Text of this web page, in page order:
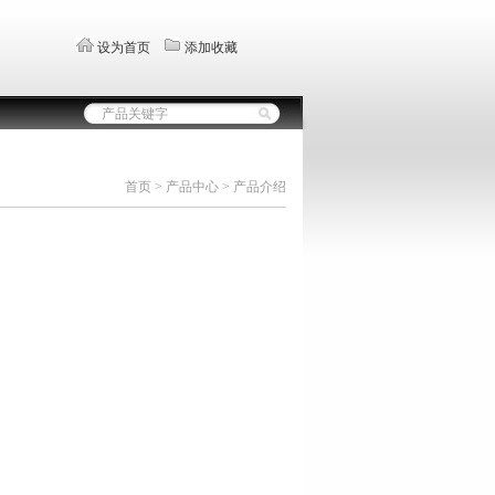
设为首页 添加收藏
首页 > 产品中心 > 产品介绍